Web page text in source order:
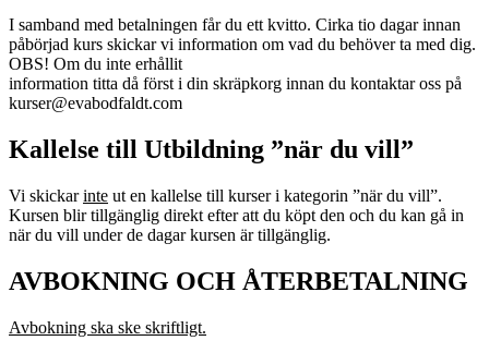
I samband med betalningen får du ett kvitto. Cirka tio dagar innan
påbörjad kurs skickar vi information om vad du behöver ta med dig.
OBS! Om du inte erhållit
information titta då först i din skräpkorg innan du kontaktar oss på
kurser@evabodfaldt.com
Kallelse till Utbildning ”när du vill”
Vi skickarinte ut en kallelse till kurser i kategorin ”när du vill”.
Kursen blir tillgänglig direkt efter att du köpt den och du kan gå in
när du vill under de dagar kursen är tillgänglig.
AVBOKNING OCH ÅTERBETALNING
Avbokning ska ske skriftligt.